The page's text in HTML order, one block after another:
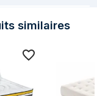
similaires